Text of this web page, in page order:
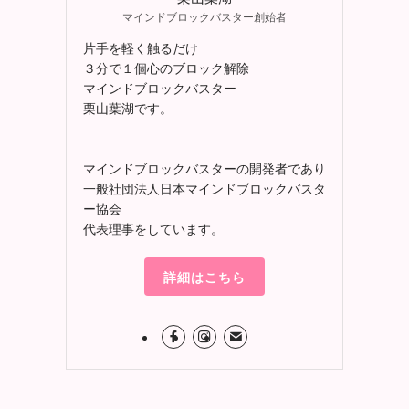
マインドブロックバスター創始者
片手を軽く触るだけ
３分で１個心のブロック解除
マインドブロックバスター
栗山葉湖です。
マインドブロックバスターの開発者であり
一般社団法人日本マインドブロックバスタ
ー協会
代表理事をしています。
詳細はこちら